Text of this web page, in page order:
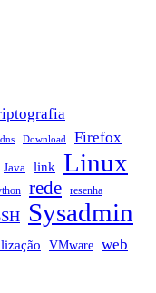
dns Download Firefox
Java link Linux
rede resenha
Sysadmin
VMware web